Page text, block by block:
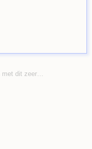
met dit zeer…